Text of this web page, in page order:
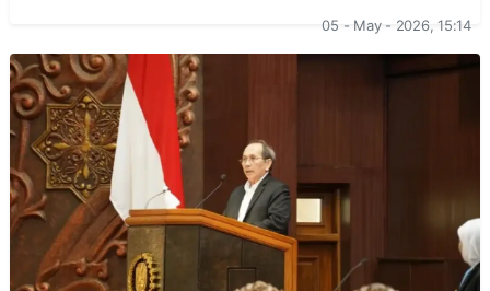
05 - May - 2026, 15:14